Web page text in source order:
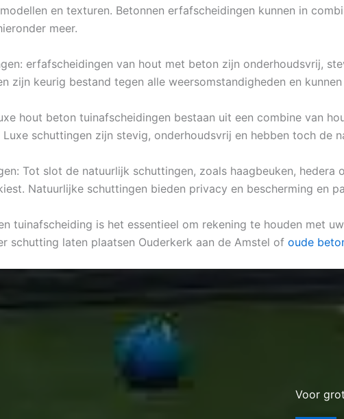
en texturen. Betonnen erfafscheidingen kunnen in
meer.
erfafscheidingen van hout met beton zijn onderhoudsvrij,
zijn keurig bestand tegen alle weersomstandigheden en
hout beton tuinafscheidingen bestaan uit een combine van
schuttingen zijn stevig, onderhoudsvrij en hebben toch de
Tot slot de natuurlijk schuttingen, zoals haagbeuken,
Natuurlijke schuttingen bieden privacy en bescherming en
tuinafscheiding is het essentieel om rekening te houden met
schutting laten plaatsen Ouderkerk aan de Amstel of oude
Voor